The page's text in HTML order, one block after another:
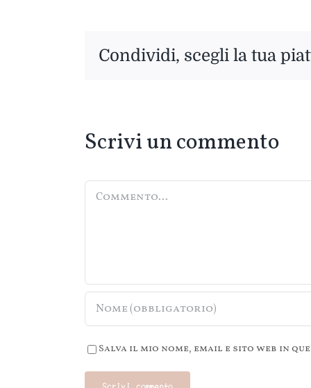
Condividi, scegli la tua
Scrivi un commento
Salva il mio nome, email e sito web in